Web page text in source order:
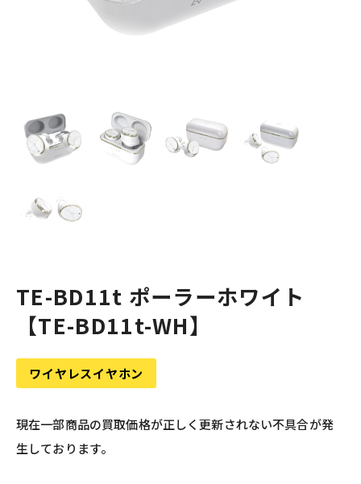
TE-BD11t ポーラーホワイト
【TE-BD11t-WH】
ワイヤレスイヤホン
現在一部商品の買取価格が正しく更新されない不具合が発
生しております。